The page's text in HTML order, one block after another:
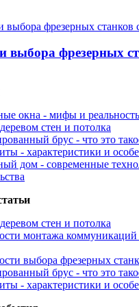
выбора фрезерных
окна - мифы и реальность
стен и потолка
брус - что это
- характеристики и
дом - современные
стен и потолка
монтажа коммуникаций
выбора фрезерных
брус - что это
- характеристики и